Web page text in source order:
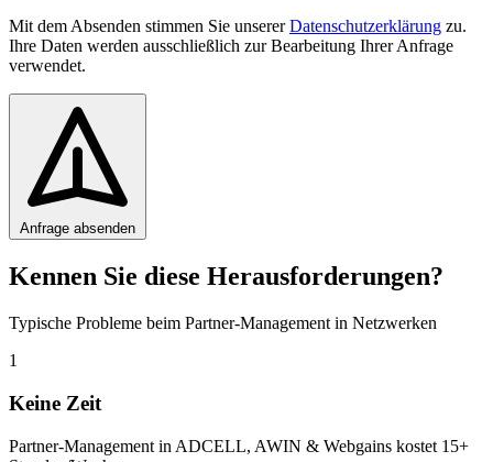
Mit dem Absenden stimmen Sie unsererDatenschutzerklärung zu.
Ihre Daten werden ausschließlich zur Bearbeitung Ihrer Anfrage
verwendet.
Anfrage absenden
Kennen Sie diese Herausforderungen?
Typische Probleme beim Partner-Management in Netzwerken
1
Keine Zeit
Partner-Management in ADCELL, AWIN & Webgains kostet 15+